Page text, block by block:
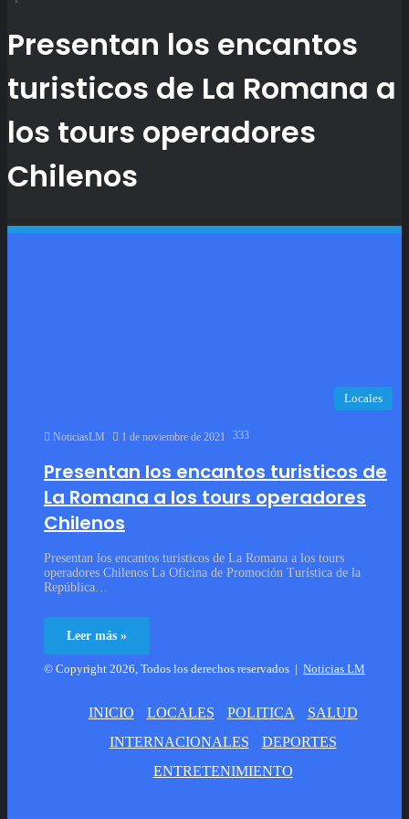
Presentan los encantos
turisticos de La Romana a
los tours operadores
Chilenos
Locales
NoticiasLM 1 de noviembre de 2021 333
Presentan los encantos turisticos de
La Romana a los tours operadores
Chilenos
Presentan los encantos turisticos de La Romana a los tours
operadores Chilenos La Oficina de Promoción Turística de la
República…
Leer más »
© Copyright 2026, Todos los derechos reservados | Noticias LM
INICIO LOCALES POLITICA
SALUD
INTERNACIONALES
DEPORTES
ENTRETENIMIENTO